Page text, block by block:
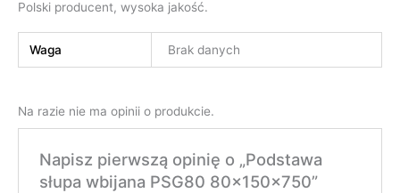
Polski producent, wysoka jakość.
Waga Brak danych
Na razie nie ma opinii o produkcie.
Napisz pierwszą opinię o „Podstawa
słupa wbijana PSG80 80x150x750”